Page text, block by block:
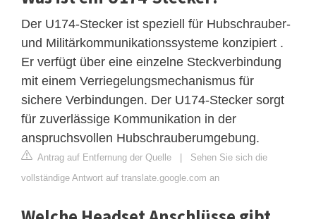
Der U174-Stecker ist speziell für Hubschrauber-
und Militärkommunikationssysteme konzipiert .
Er verfügt über eine einzelne Steckverbindung
mit einem Verriegelungsmechanismus für
sichere Verbindungen. Der U174-Stecker sorgt
für zuverlässige Kommunikation in der
anspruchsvollen Hubschrauberumgebung.
Antrag auf Entfernung der Quelle | Sehen Sie sich die
vollständige Antwort auf translate.google.com an